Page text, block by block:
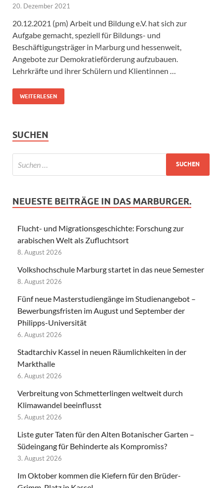
20. Dezember 2021
20.12.2021 (pm) Arbeit und Bildung e.V. hat sich zur
Aufgabe gemacht, speziell für Bildungs- und
Beschäftigungsträger in Marburg und hessenweit,
Angebote zur Demokratieförderung aufzubauen.
Lehrkräfte und ihrer Schülern und Klientinnen …
WEITERLESEN
SUCHEN
NEUESTE BEITRÄGE IN DAS MARBURGER.
Flucht- und Migrationsgeschichte: Forschung zur
arabischen Welt als Zufluchtsort
8. August 2026
Volkshochschule Marburg startet in das neue Semester
8. August 2026
Fünf neue Masterstudiengänge im Studienangebot –
Bewerbungsfristen im August und September der
Philipps-Universität
6. August 2026
Stadtarchiv Kassel in neuen Räumlichkeiten in der
Markthalle
6. August 2026
Verbreitung von Schmetterlingen weltweit durch
Klimawandel beeinflusst
5. August 2026
Liste guter Taten für den Alten Botanischer Garten –
Südeingang für Behinderte als Kompromiss?
3. August 2026
Im Oktober kommen die Kiefern für den Brüder-